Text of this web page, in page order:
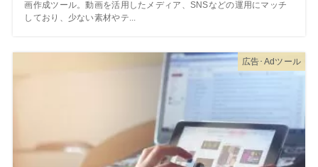
画作成ツール。動画を活用したメディア、SNSなどの運用にマッチ
しており、少ない素材やテ...
広告･Adツール